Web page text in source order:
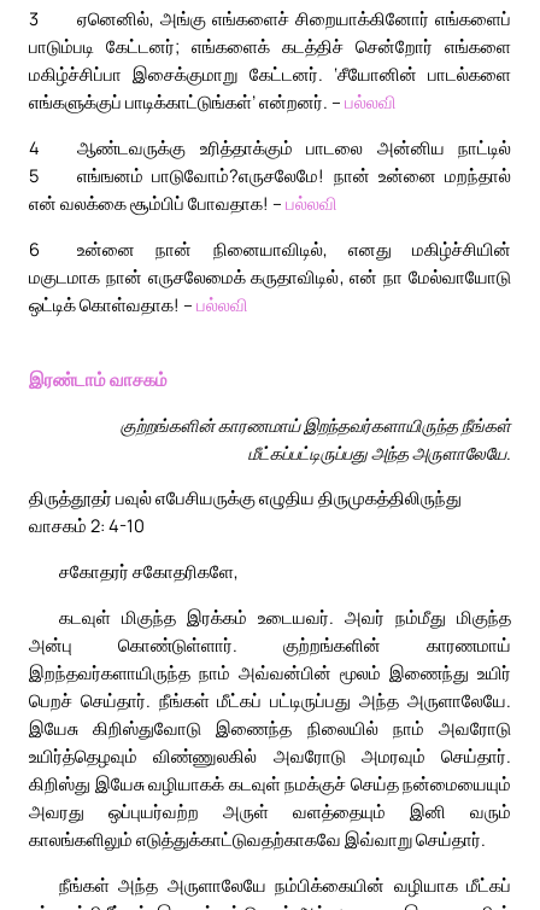
3
ஏனெனில், அங்கு எங்களைச் சிறையாக்கினோர் எங்களைப்
பாடும்படி கேட்டனர்; எங்களைக் கடத்திச் சென்றோர் எங்களை
மகிழ்ச்சிப்பா இசைக்குமாறு கேட்டனர். ‘சீயோனின் பாடல்களை
எங்களுக்குப் பாடிக்காட்டுங்கள்’ என்றனர். – பல்லவி
4
ஆண்டவருக்கு உரித்தாக்கும் பாடலை அன்னிய நாட்டில்
எங்ஙனம் பாடுவோம்?
5
எருசலேமே! நான் உன்னை மறந்தால்
என் வலக்கை சூம்பிப் போவதாக! – பல்லவி
6
உன்னை நான் நினையாவிடில், எனது மகிழ்ச்சியின்
மகுடமாக நான் எருசலேமைக் கருதாவிடில், என் நா மேல்வாயோடு
ஒட்டிக் கொள்வதாக! – பல்லவி
இரண்டாம் வாசகம்
குற்றங்களின் காரணமாய் இறந்தவர்களாயிருந்த நீங்கள்
மீட்கப்பட்டிருப்பது அந்த அருளாலேயே.
திருத்தூதர் பவுல் எபேசியருக்கு எழுதிய திருமுகத்திலிருந்து
வாசகம் 2: 4-10
சகோதரர் சகோதரிகளே,
கடவுள் மிகுந்த இரக்கம் உடையவர். அவர் நம்மீது மிகுந்த
அன்பு கொண்டுள்ளார். குற்றங்களின் காரணமாய்
இறந்தவர்களாயிருந்த நாம் அவ்வன்பின் மூலம் இணைந்து உயிர்
பெறச் செய்தார். நீங்கள் மீட்கப் பட்டிருப்பது அந்த அருளாலேயே.
இயேசு கிறிஸ்துவோடு இணைந்த நிலையில் நாம் அவரோடு
உயிர்த்தெழவும் விண்ணுலகில் அவரோடு அமரவும் செய்தார்.
கிறிஸ்து இயேசு வழியாகக் கடவுள் நமக்குச் செய்த நன்மையையும்
அவரது ஒப்புயர்வற்ற அருள் வளத்தையும் இனி வரும்
காலங்களிலும் எடுத்துக்காட்டுவதற்காகவே இவ்வாறு செய்தார்.
நீங்கள் அந்த அருளாலேயே நம்பிக்கையின் வழியாக மீட்கப்